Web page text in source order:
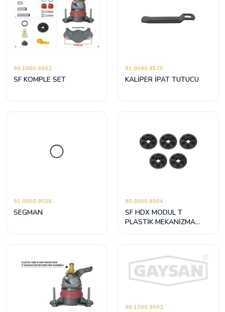
90.1000.9002
SF KOMPLE SET
91.0090.9525
KALİPER İPAT TUTUCU
91.0050.9508
SEGMAN
90.0000.9004
SF HDX MODUL T
PLASTİK MEKANİZMA
90.1000.9003